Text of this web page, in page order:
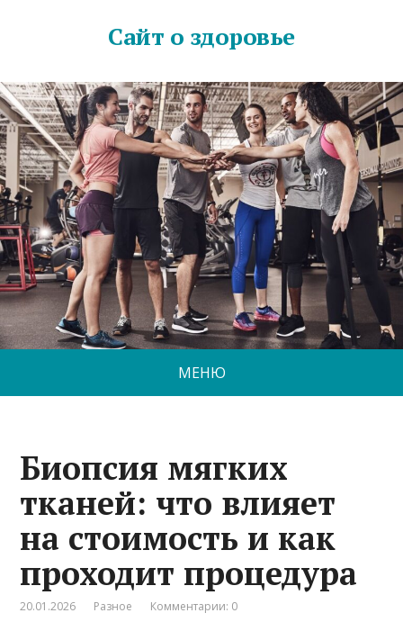
Сайт о здоровье
МЕНЮ
Биопсия мягких
тканей: что влияет
на стоимость и как
проходит процедура
20.01.2026 Разное Комментарии: 0